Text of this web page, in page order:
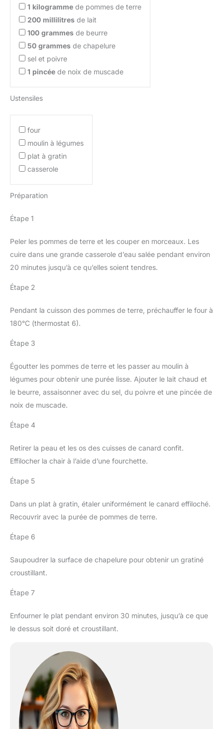
1 kilogramme de pommes de terre
200 millilitres de lait
100 grammes de beurre
50 grammes de chapelure
sel et poivre
1 pincée de noix de muscade
Ustensiles
four
moulin à légumes
plat à gratin
casserole
Préparation
Étape 1
Peler les pommes de terre et les couper en morceaux. Les
cuire dans une grande casserole d’eau salée pendant environ
20 minutes jusqu’à ce qu’elles soient tendres.
Étape 2
Pendant la cuisson des pommes de terre, préchauffer le four à
180°C (thermostat 6).
Étape 3
Égoutter les pommes de terre et les passer au moulin à
légumes pour obtenir une purée lisse. Ajouter le lait chaud et
le beurre, assaisonner avec du sel, du poivre et une pincée de
noix de muscade.
Étape 4
Retirer la peau et les os des cuisses de canard confit.
Effilocher la chair à l’aide d’une fourchette.
Étape 5
Dans un plat à gratin, étaler uniformément le canard effiloché.
Recouvrir avec la purée de pommes de terre.
Étape 6
Saupoudrer la surface de chapelure pour obtenir un gratiné
croustillant.
Étape 7
Enfourner le plat pendant environ 30 minutes, jusqu’à ce que
le dessus soit doré et croustillant.